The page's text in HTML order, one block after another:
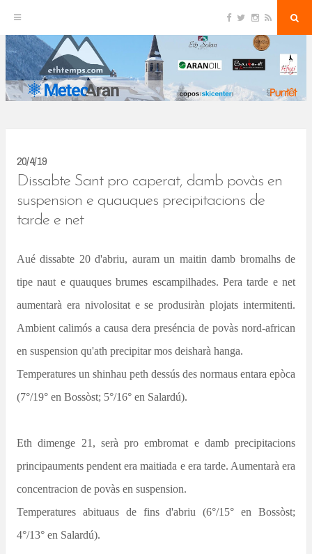
k
i
p
c
o
o
i
e
r
s
t
a
g
r
m
R
S
a
20/4/19
Dissabte Sant pro caperat, damb povàs en
suspension e quauques precipitacions de
tarde e net
Aué dissabte 20 d'abriu, auram un maitin damb bromalhs de
tipe naut e quauques brumes escampilhades. Pera tarde e net
aumentarà era nivolositat e se produsiràn plojats intermitenti.
Ambient calimós a causa dera preséncia de povàs nord-african
en suspension qu'ath precipitar mos deisharà hanga.
Temperatures un shinhau peth dessús des normaus entara epòca
(7°/19° en Bossòst; 5°/16° en Salardú).
Eth dimenge 21, serà pro embromat e damb precipitacions
principauments pendent era maitiada e era tarde. Aumentarà era
concentracion de povàs en suspension.
Temperatures abituaus de fins d'abriu (6°/15° en Bossòst;
4°/13° en Salardú).